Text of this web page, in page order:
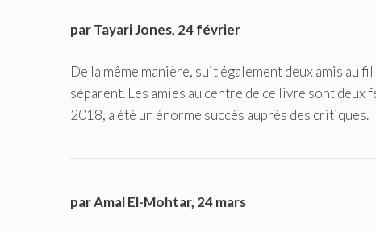
par Tayari Jones, 24 février
De la même manière, suit également deux amis au
séparent. Les amies au centre de ce livre sont deux
2018, a été un énorme succès auprès des critiques.
par Amal El-Mohtar, 24 mars